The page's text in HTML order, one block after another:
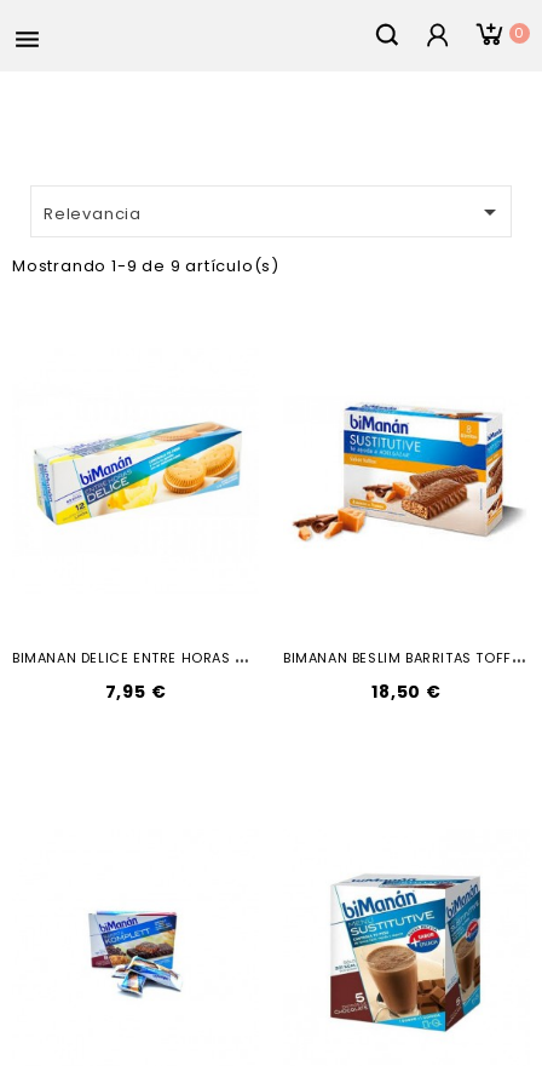
 0
Relevancia 
Mostrando 1-9 de 9 artículo(s)
B
IMANAN DELICE ENTRE HORAS GALLETAS...
7,95 €
B
IMANAN BESLIM BARRITAS TOFFE 10U
18,50 €